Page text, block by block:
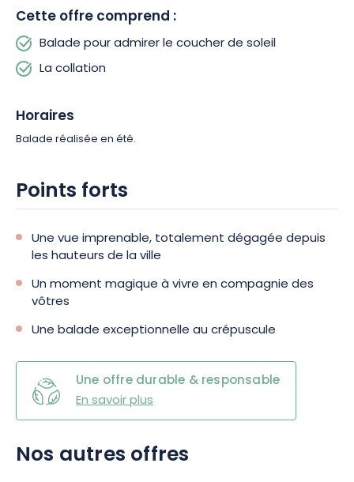
Cette offre comprend :
Balade pour admirer le coucher de soleil
La collation
Horaires
Balade réalisée en été.
Points forts
Une vue imprenable, totalement dégagée depuis
les hauteurs de la ville
Un moment magique à vivre en compagnie des
vôtres
Une balade exceptionnelle au crépuscule
Une offre durable & responsable
En savoir plus
Nos autres offres